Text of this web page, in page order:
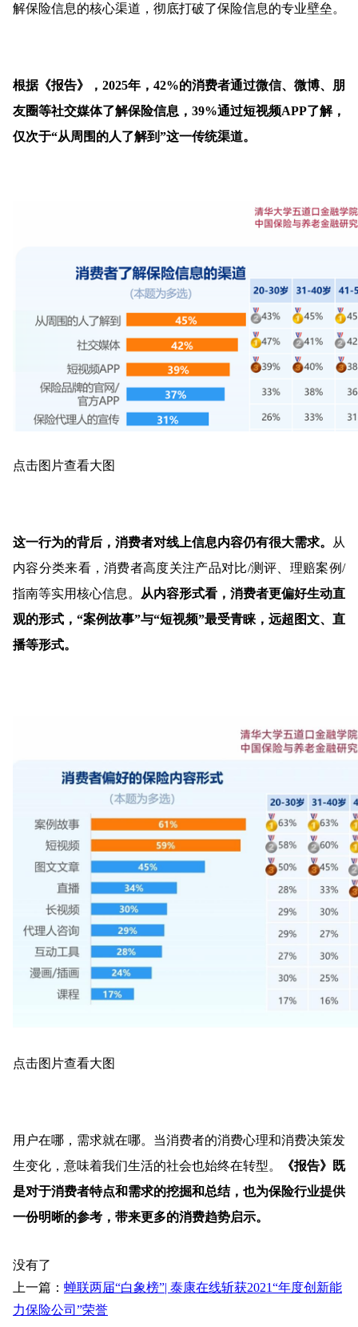
解保险信息的核心渠道，彻底打破了保险信息的专业壁垒。
根据《报告》，2025年，42%的消费者通过微信、微博、朋
友圈等社交媒体了解保险信息，39%通过短视频APP了解，
仅次于“从周围的人了解到”这一传统渠道。
点击图片查看大图
这一行为的背后，消费者对线上信息内容仍有很大需求。
从
内容分类来看，消费者高度关注产品对比/测评、理赔案例/
指南等实用核心信息。
从内容形式看，消费者更偏好生动直
观的形式，“案例故事”与“短视频”最受青睐，远超图文、直
播等形式。
点击图片查看大图
用户在哪，需求就在哪。当消费者的消费心理和消费决策发
生变化，意味着我们生活的社会也始终在转型。
《报告》既
是对于消费者特点和需求的挖掘和总结，也为保险行业提供
一份明晰的参考，带来更多的消费趋势启示。
没有了
上一篇： 蝉联两届“白象榜”| 泰康在线斩获2021“年度创新能
力保险公司”荣誉